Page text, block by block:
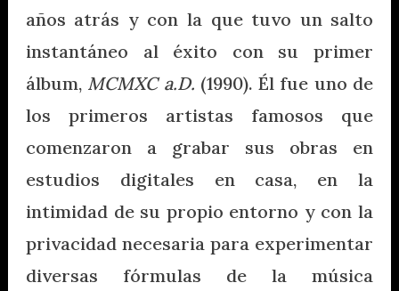
años atrás y con la que tuvo un salto
instantáneo al éxito con su primer
álbum, MCMXC a.D. (1990). Él fue uno de
los primeros artistas famosos que
comenzaron a grabar sus obras en
estudios digitales en casa, en la
intimidad de su propio entorno y con la
privacidad necesaria para experimentar
diversas fórmulas de la música